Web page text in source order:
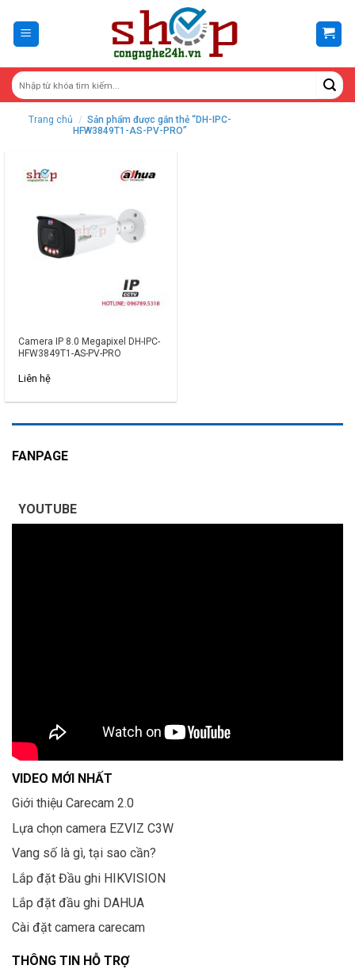
content
Trang chủ / Sản phẩm được gắn thẻ “DH-IPC-
HFW3849T1-AS-PV-PRO”
Camera IP 8.0 Megapixel DH-IPC-
HFW3849T1-AS-PV-PRO
Liên hệ
FANPAGE
YOUTUBE
VIDEO MỚI NHẤT
Giới thiệu Carecam 2.0
Lựa chọn camera EZVIZ C3W
Vang số là gì, tại sao cần?
Lắp đặt Đầu ghi HIKVISION
Lắp đặt đầu ghi DAHUA
Cài đặt camera carecam
THÔNG TIN HỖ TRỢ